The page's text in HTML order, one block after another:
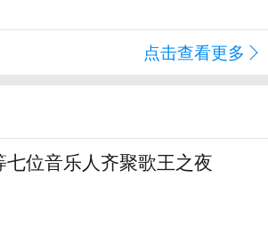
点击查看更多
位音乐人齐聚歌王之夜